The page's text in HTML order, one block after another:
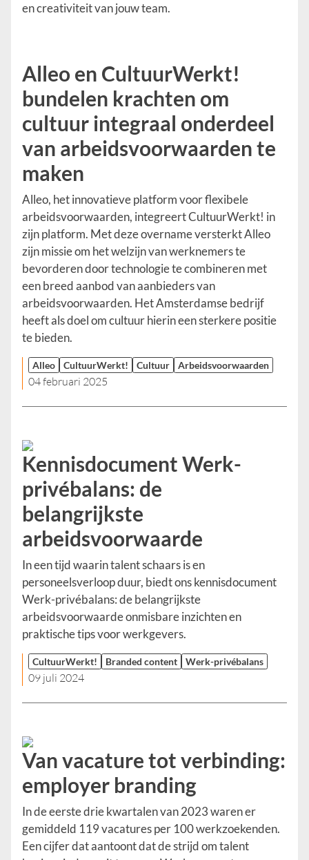
en creativiteit van jouw team.
Alleo en CultuurWerkt!
bundelen krachten om
cultuur integraal onderdeel
van arbeidsvoorwaarden te
maken
Alleo, het innovatieve platform voor flexibele
arbeidsvoorwaarden, integreert CultuurWerkt! in
zijn platform. Met deze overname versterkt Alleo
zijn missie om het welzijn van werknemers te
bevorderen door technologie te combineren met
een breed aanbod van aanbieders van
arbeidsvoorwaarden. Het Amsterdamse bedrijf
heeft als doel om cultuur hierin een sterkere positie
te bieden.
Alleo CultuurWerkt! Cultuur Arbeidsvoorwaarden
04 februari 2025
Kennisdocument Werk-
privébalans: de
belangrijkste
arbeidsvoorwaarde
In een tijd waarin talent schaars is en
personeelsverloop duur, biedt ons kennisdocument
Werk-privébalans: de belangrijkste
arbeidsvoorwaarde onmisbare inzichten en
praktische tips voor werkgevers.
CultuurWerkt! Branded content Werk-privébalans
09 juli 2024
Van vacature tot verbinding:
employer branding
In de eerste drie kwartalen van 2023 waren er
gemiddeld 119 vacatures per 100 werkzoekenden.
Een cijfer dat aantoont dat de strijd om talent